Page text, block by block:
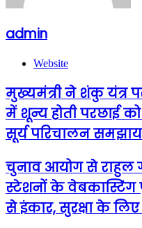
admin
Website
मुख्यमंत्री ने शंकु यंत्र
में शून्य होती परछाई
सूर्य परिचालन
चुनाव आयोग से राहुल
स्टेशनों के
से इंकार, सुरक्षा के